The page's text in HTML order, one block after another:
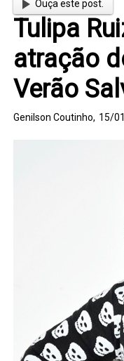
Ouça este post.
Tulipa
atração
Verão
Genilson Coutinho, 15/